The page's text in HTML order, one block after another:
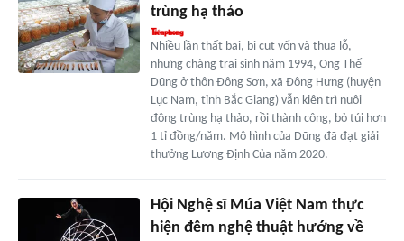
trùng hạ thảo
Nhiều lần thất bại, bị cụt vốn và thua lỗ,
nhưng chàng trai sinh năm 1994, Ong Thế
Dũng ở thôn Đông Sơn, xã Đông Hưng (huyện
Lục Nam, tỉnh Bắc Giang) vẫn kiên trì nuôi
đông trùng hạ thảo, rồi thành công, bỏ túi hơn
1 tỉ đồng/năm. Mô hình của Dũng đã đạt giải
thưởng Lương Định Của năm 2020.
Hội Nghệ sĩ Múa Việt Nam thực
hiện đêm nghệ thuật hướng về